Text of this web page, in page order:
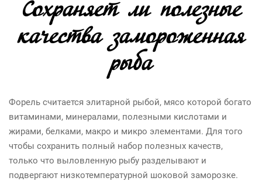
Сохраняет ли полезные
качества замороженная
рыба
Форель считается элитарной рыбой, мясо которой богато
витаминами, минералами, полезными кислотами и
жирами, белками, макро и микро элементами. Для того
чтобы сохранить полный набор полезных качеств,
только что выловленную рыбу разделывают и
подвергают низкотемпературной шоковой заморозке.